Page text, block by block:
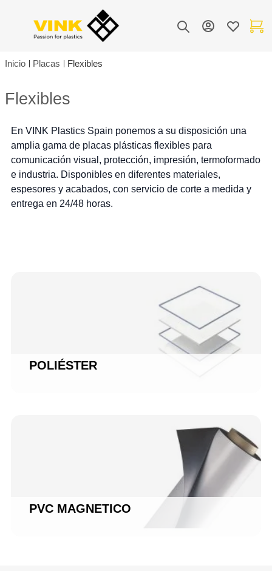
Lista de
Mi cuenta Mi
Inicio Placas Flexibles
Flexibles
En VINK Plastics Spain ponemos a su disposición una
amplia gama de placas plásticas flexibles para
comunicación visual, protección, impresión, termoformado
e industria. Disponibles en diferentes materiales,
espesores y acabados, con servicio de corte a medida y
entrega en 24/48 horas.
POLIÉSTER
PVC MAGNETICO